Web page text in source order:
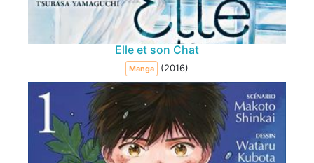
Elle et son Chat
Manga (2016)